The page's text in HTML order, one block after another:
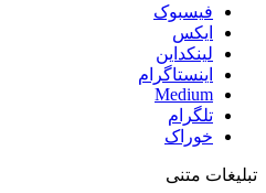
فیسبوک
ایکس
لینکداین
اینستاگرام
Medium
تلگرام
خوراک
تبلیغات متنی